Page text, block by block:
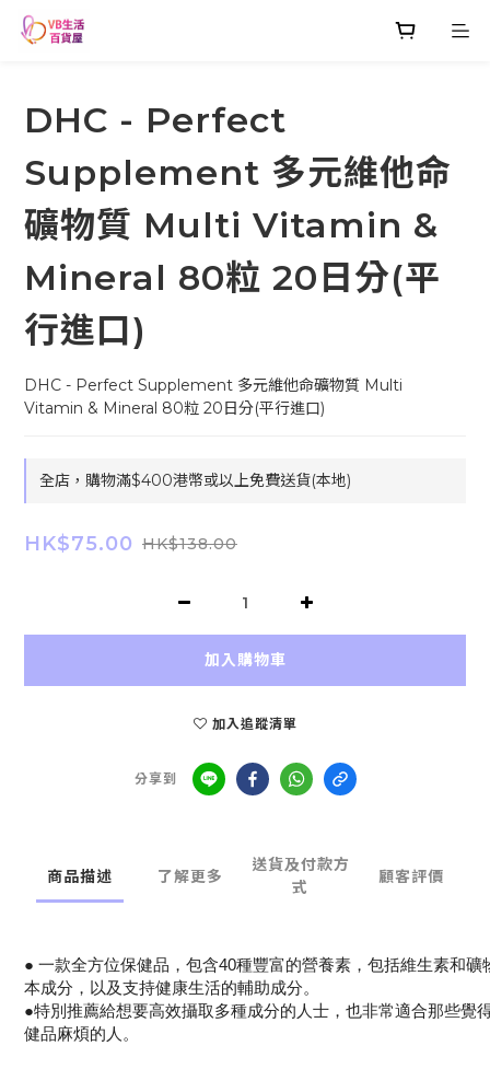
DHC - Perfect
Supplement 多元維他命
礦物質 Multi Vitamin &
Mineral 80粒 20日分(平
行進口)
DHC - Perfect Supplement 多元維他命礦物質 Multi
Vitamin & Mineral 80粒 20日分(平行進口)
全店，購物滿$400港幣或以上免費送貨(本地)
HK$75.00 HK$138.00
加入購物車
加入追蹤清單
分享到
商品描述 了解更多
送貨及付款方
式
顧客評價
● 一款全方位保健品，包含40種豐富的營養素，包括維生素和礦
本成分，以及支持健康生活的輔助成分。
●特別推薦給想要高效攝取多種成分的人士，也非常適合那些覺
健品麻煩的人。